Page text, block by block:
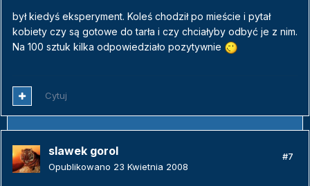
był kiedyś eksperyment. Koleś chodził po mieście i pytał
kobiety czy są gotowe do tarła i czy chciałyby odbyć je z nim.
Na 100 sztuk kilka odpowiedziało pozytywnie
Cytuj
slawek gorol
Opublikowano 23 Kwietnia 2008
#7